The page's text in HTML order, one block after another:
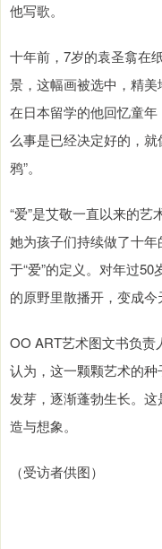
他写歌。
十年前，7岁的袁圣翕在
景，这幅画被选中，精
在日本留学的他回忆童
么事是已经决定好的，
鸦”。
“爱”是艾敬一直以来的
她为孩子们持续做了十
于“爱”的定义。对年过50
的原野里散播开，变成今
OO ART艺术图文书负责
认为，这一颗颗艺术的
发芽，逐渐蓬勃生长。
造与想象。
（受访者供图）